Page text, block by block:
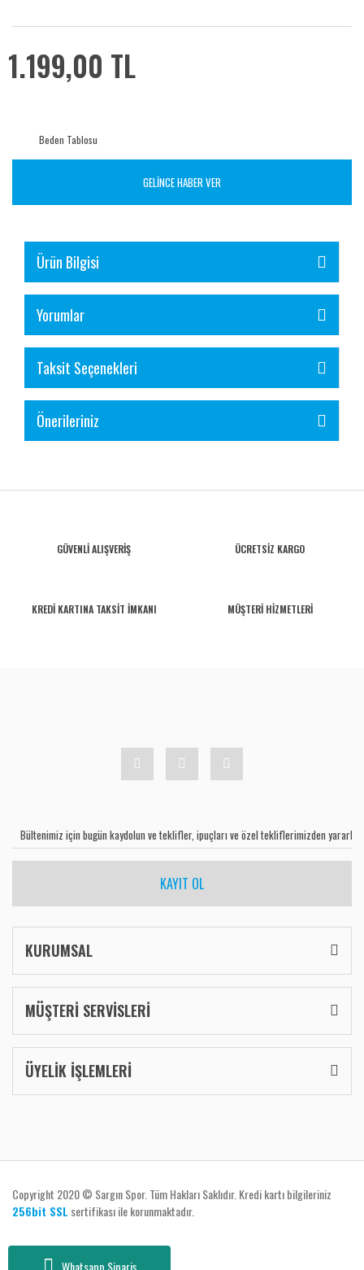
Whatsapp Sipariş
1.199,00 TL
Beden Tablosu
GELİNCE HABER VER
Ürün Bilgisi
Yorumlar
Taksit Seçenekleri
Önerileriniz
GÜVENLİ ALIŞVERİŞ ÜCRETSİZ KARGO
KREDİ KARTINA TAKSİT İMKANI MÜŞTERİ HİZMETLERİ
KAYIT OL
KURUMSAL
MÜŞTERİ SERVİSLERİ
ÜYELİK İŞLEMLERİ
Copyright 2020 © Sargın Spor. Tüm Hakları Saklıdır. Kredi kartı bilgileriniz
256bit SSL sertifikası ile korunmaktadır.